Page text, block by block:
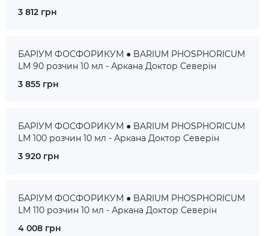
3 812 грн
БАРІУМ ФОСФОРИКУМ ● BARIUM PHOSPHORICUM
LM 90 розчин 10 мл - Аркана Доктор Северін
3 855 грн
БАРІУМ ФОСФОРИКУМ ● BARIUM PHOSPHORICUM
LM 100 розчин 10 мл - Аркана Доктор Северін
3 920 грн
БАРІУМ ФОСФОРИКУМ ● BARIUM PHOSPHORICUM
LM 110 розчин 10 мл - Аркана Доктор Северін
4 008 грн